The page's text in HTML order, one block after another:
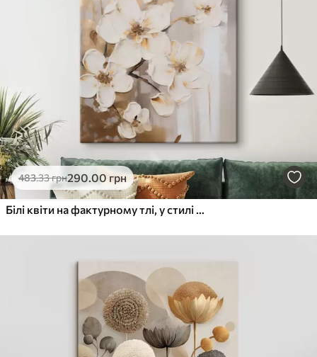
483.33грн290.00 грн
Білі квіти на фактурному тлі, у стилі живопису